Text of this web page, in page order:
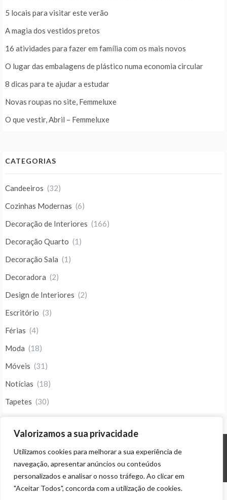
Valorizamos a sua privacidade
Utilizamos cookies para melhorar a sua experiência de
navegação, apresentar anúncios ou conteúdos
personalizados e analisar o nosso tráfego. Ao clicar em
"Aceitar Todos", concorda com a utilização de cookies.
5 locais para visitar este verão
A magia dos vestidos pretos
16 atividades para fazer em família com os mais novos
O lugar das embalagens de plástico numa economia circular
8 dicas para te ajudar a estudar
Novas roupas no site, Femmeluxe
O que vestir, Abril – Femmeluxe
CATEGORIAS
Candeeiros (32)
Cozinhas Modernas (6)
Decoração de Interiores (166)
Decoração Quarto (1)
Decoração Sala (1)
Decoradora (2)
Design de Interiores (2)
Escritório (3)
Férias (4)
Moda (18)
Móveis (31)
Notícias (18)
Tapetes (30)